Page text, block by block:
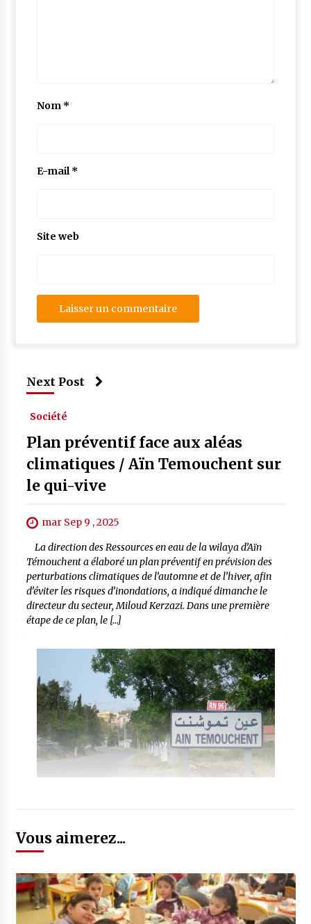
Nom *
E-mail*
Site web
Next Post
Société
Plan préventif face aux aléas
climatiques / Aïn Temouchent sur
le qui-vive
mar Sep 9 , 2025
La direction des Ressources en eau de la wilaya d’Aïn
Témouchent a élaboré un plan préventif en prévision des
perturbations climatiques de l’automne et de l’hiver, afin
d’éviter les risques d’inondations, a indiqué dimanche le
directeur du secteur, Miloud Kerzazi. Dans une première
étape de ce plan, le […]
Vous aimerez...